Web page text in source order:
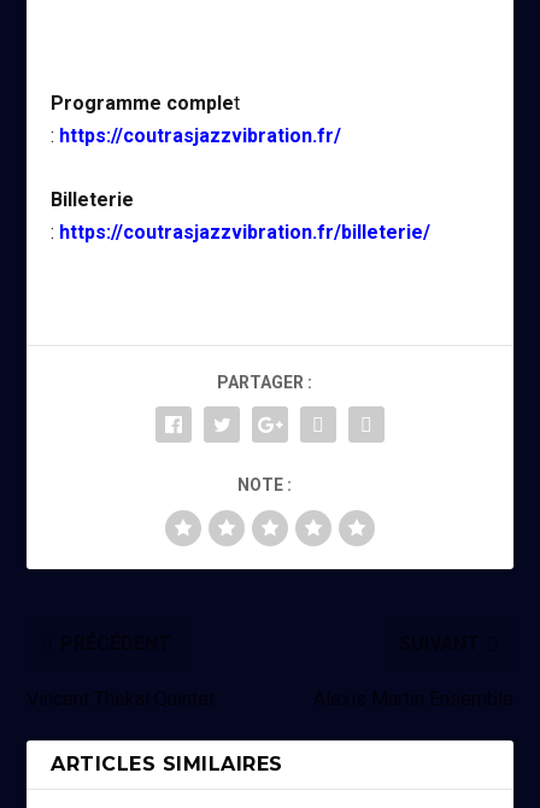
Programme complet
: https://coutrasjazzvibration.fr/
Billeterie
: https://coutrasjazzvibration.fr/billeterie/
PARTAGER :
NOTE :
Vincent Thekal Quintet Alexis Martin Ensemble
ARTICLES SIMILAIRES